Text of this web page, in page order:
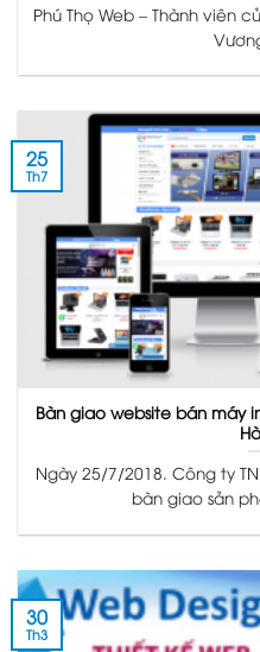
Phú Thọ Web – Thành viên
Bàn giao website bán máy
Ngày 25/7/2018. Công ty
bàn giao sản
25
Th7
30
Th3